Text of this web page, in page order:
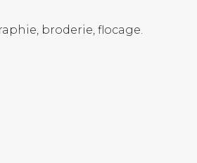
broderie, flocage.